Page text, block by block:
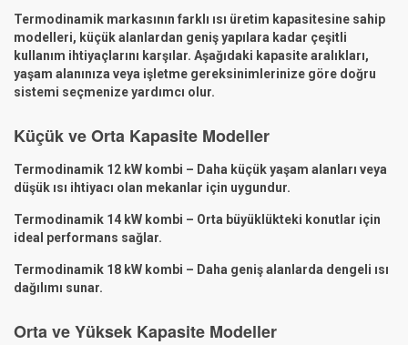
Termodinamik markasının farklı ısı üretim kapasitesine sahip
modelleri, küçük alanlardan geniş yapılara kadar çeşitli
kullanım ihtiyaçlarını karşılar. Aşağıdaki kapasite aralıkları,
yaşam alanınıza veya işletme gereksinimlerinize göre doğru
sistemi seçmenize yardımcı olur.
Küçük ve Orta Kapasite Modeller
Termodinamik 12 kW kombi – Daha küçük yaşam alanları veya
düşük ısı ihtiyacı olan mekanlar için uygundur.
Termodinamik 14 kW kombi – Orta büyüklükteki konutlar için
ideal performans sağlar.
Termodinamik 18 kW kombi – Daha geniş alanlarda dengeli ısı
dağılımı sunar.
Orta ve Yüksek Kapasite Modeller